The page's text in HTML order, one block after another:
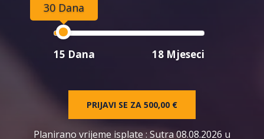
30 Dana
15 Dana 18 Mjeseci
PRIJAVI SE ZA 500,00 €
Planirano vrijeme isplate: Sutra 08.08.2026 u